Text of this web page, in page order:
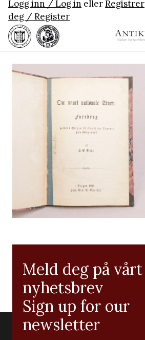
Logg inn / Log in ellerRegistrer
deg / Register
Meld deg på vårt
nyhetsbrev
Sign up for our
newsletter